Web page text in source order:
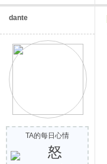
真
网
dante
TA的每日心情
怒